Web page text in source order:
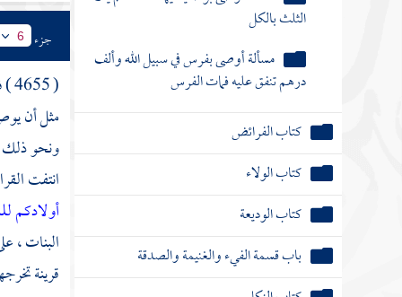
كتاب الوديعة
باب قسمة الفيء والغنيمة والصدقة
كتاب النكاح
كتاب الصداق
كتاب الوليمة
كتاب الخلع
كتاب الطلاق
جزء 6
( 4655 ) فصل :
مثل أن
ونحو ذلك
انتفت
أولادكم
البنات ،
قرينة